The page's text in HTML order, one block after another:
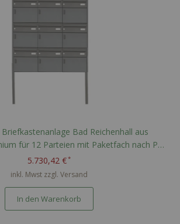
Bad Reichenhall aus
für 12 Parteien mit Paketfach nach PTT
Norm - RAL nach Wahl
5.730,42 €
inkl. Mwst zzgl. Versand
In den Warenkorb